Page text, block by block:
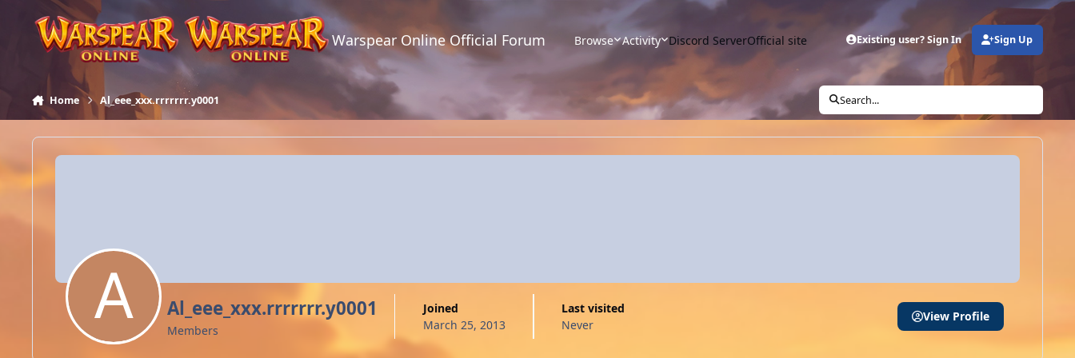
Skip to content
Warspear Online Official Forum Browse Activity Discord ServerOfficial site Existing user? Sign In Sign Up
Home Al_eee_xxx.rrrrrrr.y0001 Search...
Al_eee_xxx.rrrrrrr.y0001
Members
Joined
March 25, 2013
Last visited
Never
View Profile